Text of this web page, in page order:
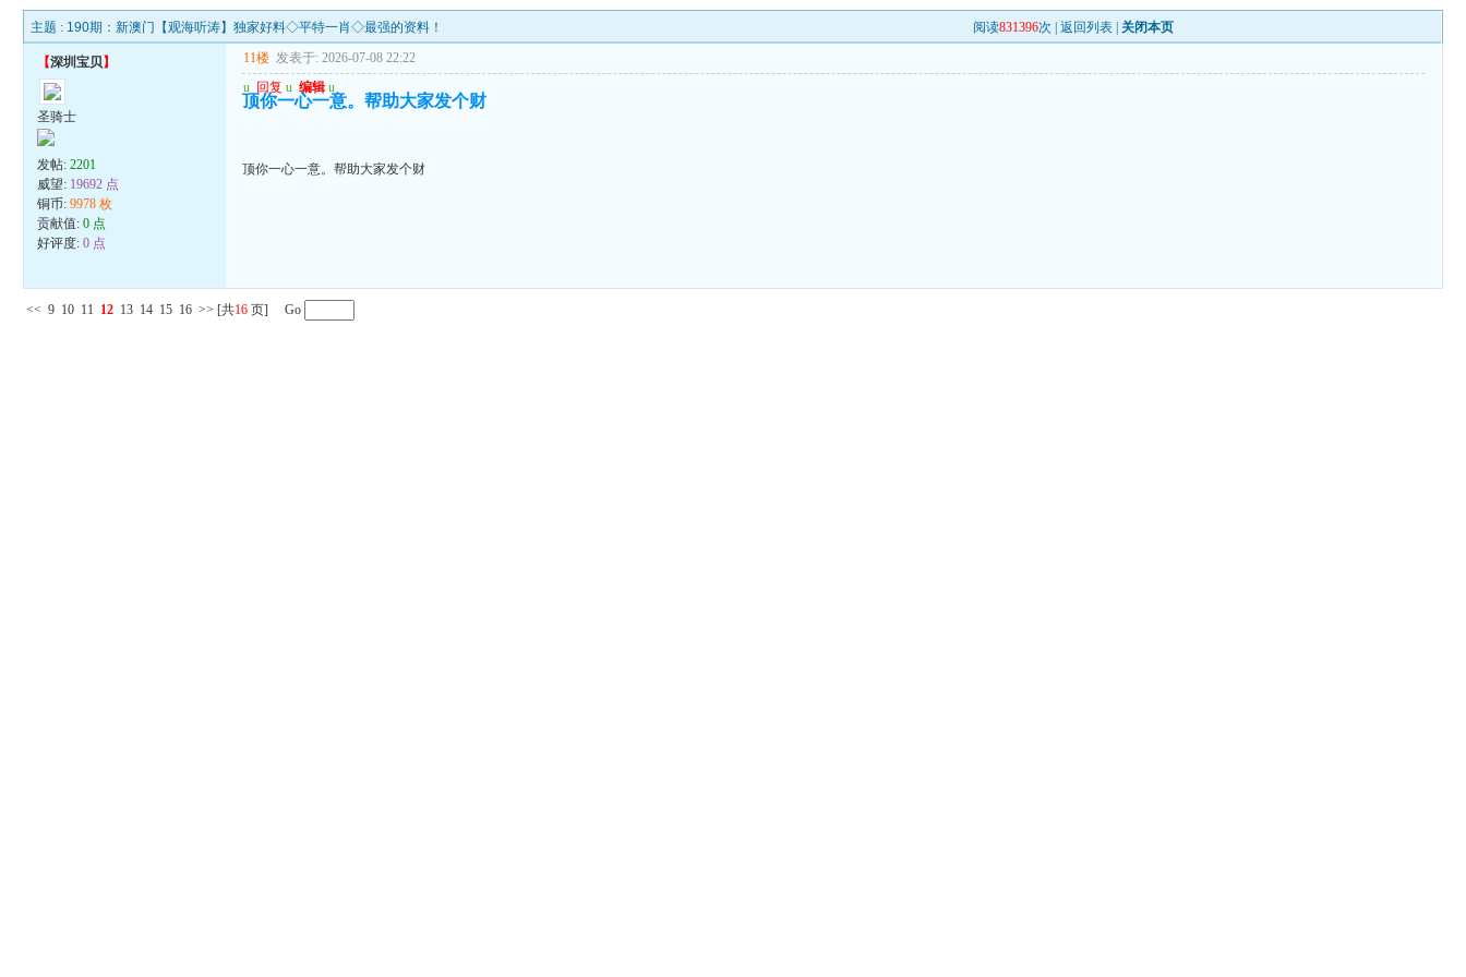
主题 : 190期：新澳门【观海听涛】独家好料◇平特一肖◇最强的资料！ 阅读831396次 |返回列表 关闭本页
【深圳宝贝】
圣骑士
发帖:2201
威望: 19692 点
铜币:9978 枚
贡献值:0 点
好评度:0 点
11楼 发表于: 2026-07-08 22:22
u 回复 u 编辑 u
顶你一心一意。帮助大家发个财
顶你一心一意。帮助大家发个财
<< 9 10 11 12 13 14 15 16 >> [共16 页] Go